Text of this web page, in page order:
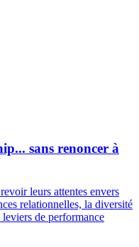
sans renoncer à
leurs attentes envers
relationnelles, la diversité
de performance